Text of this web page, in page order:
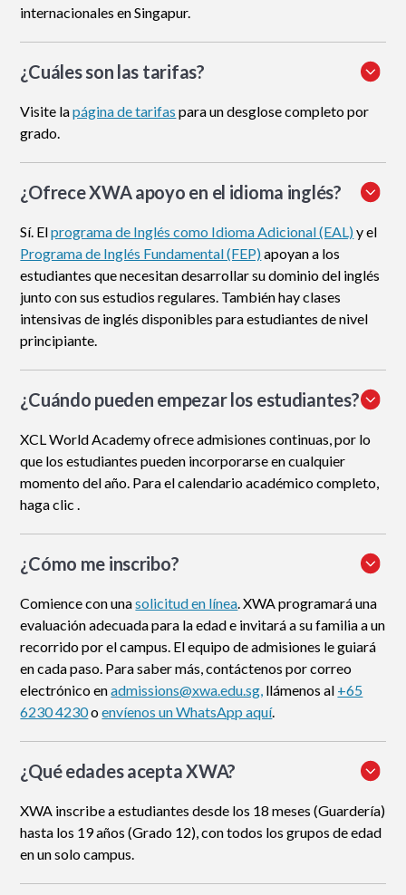
internacionales en Singapur.
¿Cuáles son las tarifas?
Visite lapágina de tarifas para un desglose completo por
grado.
¿Ofrece XWA apoyo en el idioma inglés?
Sí. Elprograma de Inglés como Idioma Adicional (EAL)y el
Programa de Inglés Fundamental (FEP)apoyan a los
estudiantes que necesitan desarrollar su dominio del inglés
junto con sus estudios regulares. También hay clases
intensivas de inglés disponibles para estudiantes de nivel
principiante.
¿Cuándo pueden empezar los estudiantes?
XCL World Academy ofrece admisiones continuas, por lo
que los estudiantes pueden incorporarse en cualquier
momento del año. Para el calendario académico completo,
haga clic .
¿Cómo me inscribo?
Comience con unasolicitud en línea. XWA programará una
evaluación adecuada para la edad e invitará a su familia a un
recorrido por el campus. El equipo de admisiones le guiará
en cada paso. Para saber más, contáctenos por correo
electrónico enadmissions@xwa.edu.sg, llámenos al +65
6230 4230oenvíenos un WhatsApp aquí.
¿Qué edades acepta XWA?
XWA inscribe a estudiantes desde los 18 meses (Guardería)
hasta los 19 años (Grado 12), con todos los grupos de edad
en un solo campus.